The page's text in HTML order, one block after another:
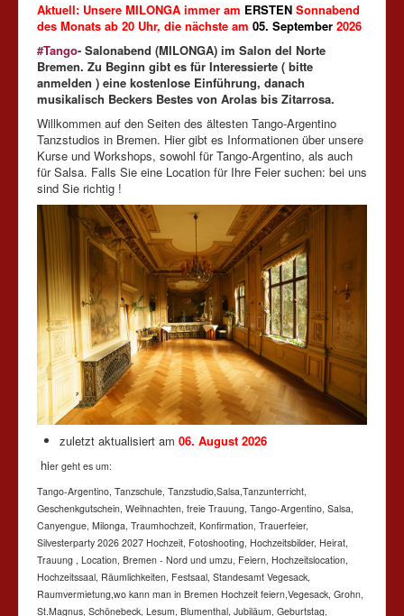
Aktuell: Unsere MILONGA immer am ERSTEN Sonnabend
des Monats ab 20 Uhr, die nächste am 05. September 2026
#Tango- Salonabend (MILONGA) im Salon del Norte
Bremen. Zu Beginn gibt es für Interessierte ( bitte
anmelden ) eine kostenlose Einführung, danach
musikalisch Beckers Bestes von Arolas bis Zitarrosa.
Willkommen auf den Seiten des ältesten Tango-Argentino
Tanzstudios in Bremen. Hier gibt es Informationen über unsere
Kurse und Workshops, sowohl für Tango-Argentino, als auch
für Salsa. Falls Sie eine Location für Ihre Feier suchen: bei uns
sind Sie richtig !
zuletzt aktualisiert am 06. August 2026
hier geht es um:
Tango-Argentino, Tanzschule, Tanzstudio,Salsa,Tanzunterricht,
Geschenkgutschein, Weihnachten, freie Trauung, Tango-Argentino, Salsa,
Canyengue, Milonga, Traumhochzeit, Konfirmation, Trauerfeier,
Silvesterparty 2026 2027 Hochzeit, Fotoshooting, Hochzeitsbilder, Heirat,
Trauung , Location, Bremen - Nord und umzu, Feiern, Hochzeitslocation,
Hochzeitssaal, Räumlichkeiten, Festsaal, Standesamt Vegesack,
Raumvermietung,wo kann man in Bremen Hochzeit feiern,Vegesack, Grohn,
St.Magnus, Schönebeck, Lesum, Blumenthal, Jubiläum, Geburtstag,